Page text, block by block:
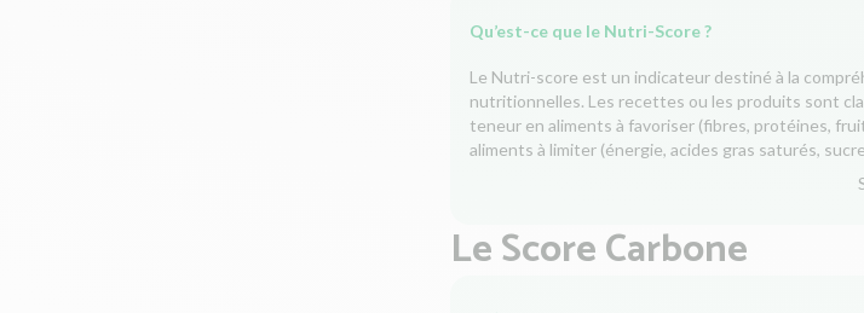
Qu’est-ce que le Nutri-Score ?
Le Nutri-score est un indicateur destiné à la
nutritionnelles. Les recettes ou les produits sont
teneur en aliments à favoriser (fibres, protéines,
aliments à limiter (énergie, acides gras saturés,
Le Score Carbone